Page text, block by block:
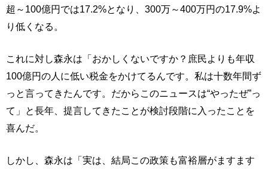
超～100億円では17.2%となり、300万～400万円の17.9%よ
り低くなる。
これに対し森永は「おかしくないですか？庶民よりも年収
100億円の人に低い税金をかけてるんです。私は十数年間ず
っと言ってきたんです。だからこのニュースは“やったぜ”っ
て」と長年、提言してきたことが検討段階に入ったことを
喜んだ。
しかし、森永は「実は、結局この政策も富裕層がますます